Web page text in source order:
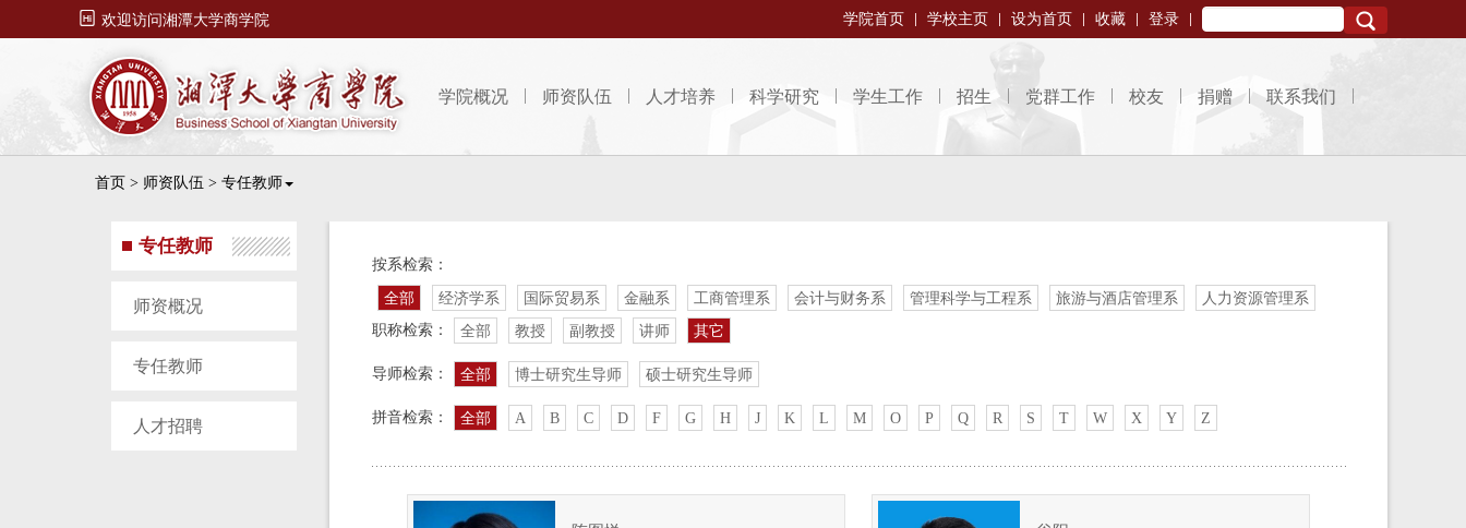
 欢迎访问湘潭大学商学院 学院首页 学校主页 设为首页 收藏 登录
学院概况 师资队伍 人才培养 科学研究 学生工作 招生 党群工作 校友 捐赠 联系我们
首页 > 师资队伍 > 专任教师
专任教师
师资概况
专任教师
人才招聘
按系检索：
全部 经济学系 国际贸易系 金融系 工商管理系 会计与财务系 管理科学与工程系 旅游与酒店管理系
人力资源管理系
职称检索：
全部 教授 副教授 讲师 其它
导师检索： 全部 博士研究生导师 硕士研究生导师
拼音检索： 全部 A B C D F G H J K L M O P Q R S T W X Y Z